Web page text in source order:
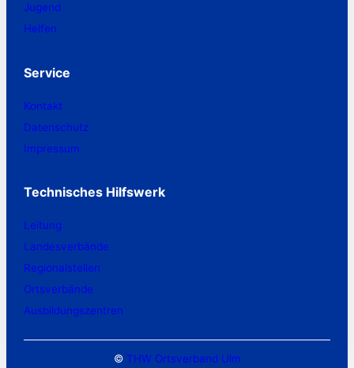
Jugend
Helfen
Service
Kontakt
Datenschutz
Impressum
Technisches Hilfswerk
Leitung
Landesverbände
Regionalstellen
Ortsverbände
Ausbildungszentren
© THW Ortsverband Ulm